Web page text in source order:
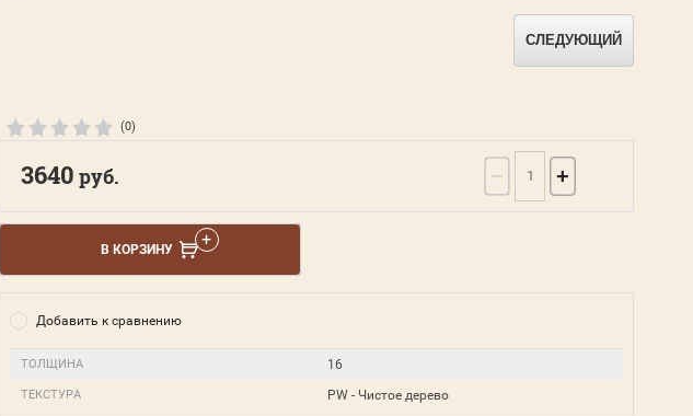
СЛЕДУЮЩИЙ
(0)
3640 руб. − +
В КОРЗИНУ
Добавить к сравнению
ТОЛЩИНА 16
ТЕКСТУРА PW - Чистое дерево